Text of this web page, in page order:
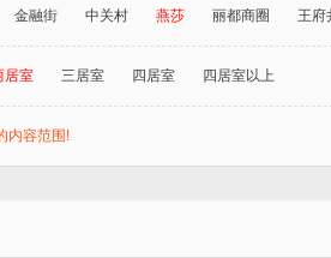
金融街 中关村 燕莎 丽都商圈 王府
居室 三居室 四居室 四居室以上
内容范围!